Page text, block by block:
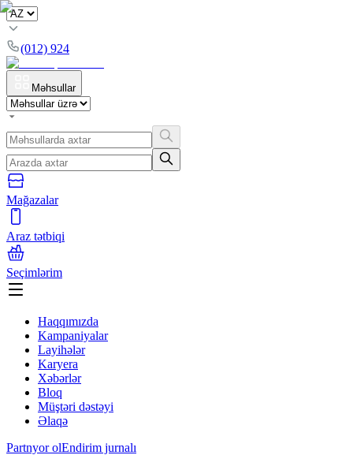
(012) 924
Məhsullar
Mağazalar
Araz tətbiqi
Seçimlərim
Haqqımızda
Kampaniyalar
Layihələr
Karyera
Xəbərlər
Bloq
Müştəri dəstəyi
Əlaqə
Partnyor olEndirim jurnalı